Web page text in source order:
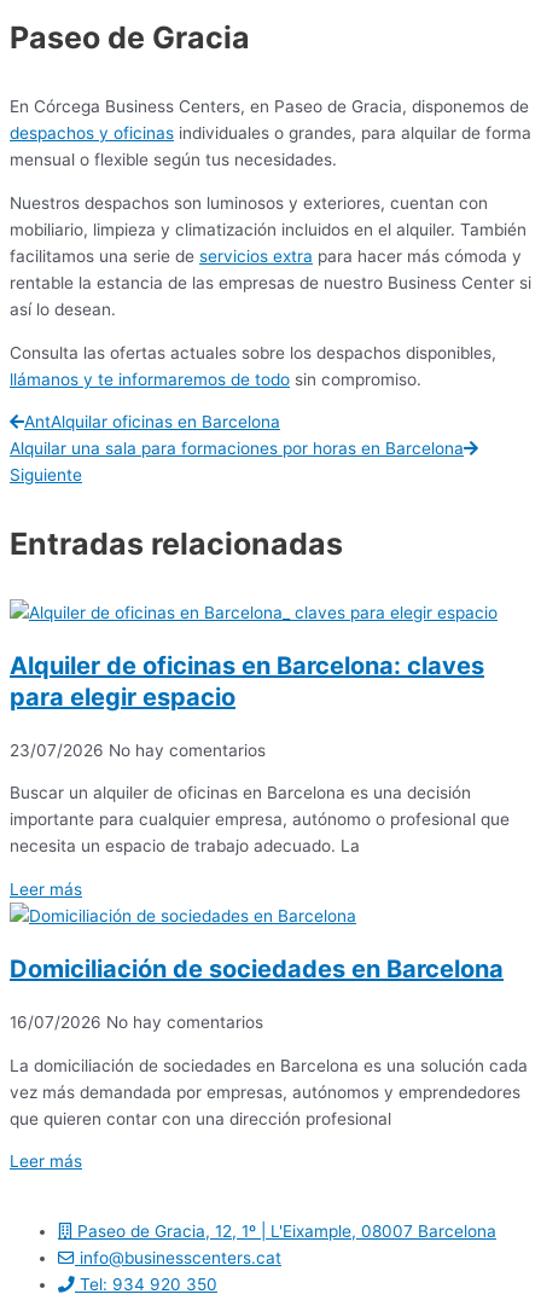
Paseo de Gracia
En Córcega Business Centers, en Paseo de Gracia, disponemos de
despachos y oficinas individuales o grandes, para alquilar de forma
mensual o flexible según tus necesidades.
Nuestros despachos son luminosos y exteriores, cuentan con
mobiliario, limpieza y climatización incluidos en el alquiler. También
facilitamos una serie de servicios extra para hacer más cómoda y
rentable la estancia de las empresas de nuestro Business Center si
así lo desean.
Consulta las ofertas actuales sobre los despachos disponibles,
llámanos y te informaremos de todo sin compromiso.
AntAlquilar oficinas en Barcelona
Alquilar una sala para formaciones por horas en Barcelona
Siguiente
Entradas relacionadas
Alquiler de oficinas en Barcelona: claves
para elegir espacio
23/07/2026 No hay comentarios
Buscar un alquiler de oficinas en Barcelona es una decisión
importante para cualquier empresa, autónomo o profesional que
necesita un espacio de trabajo adecuado. La
Leer más
Domiciliación de sociedades en Barcelona
16/07/2026 No hay comentarios
La domiciliación de sociedades en Barcelona es una solución cada
vez más demandada por empresas, autónomos y emprendedores
que quieren contar con una dirección profesional
Leer más
Paseo de Gracia, 12, 1º | L'Eixample, 08007 Barcelona
info@businesscenters.cat
Tel: 934 920 350